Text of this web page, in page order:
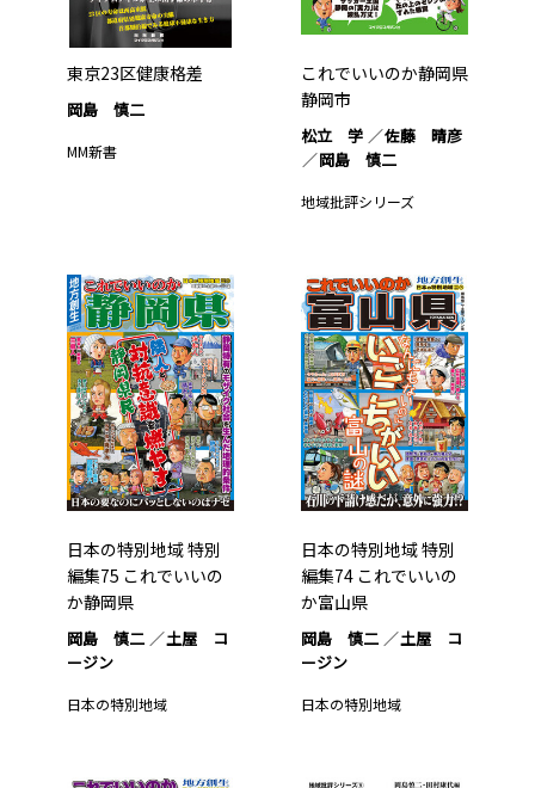
東京23区健康格差
岡島 慎二
MM新書
これでいいのか静岡県
静岡市
松立 学
佐藤 晴彦
岡島 慎二
地域批評シリーズ
日本の特別地域 特別
編集75 これでいいの
か静岡県
岡島 慎二
土屋 コ
ージン
日本の特別地域
日本の特別地域 特別
編集74 これでいいの
か富山県
岡島 慎二
土屋 コ
ージン
日本の特別地域